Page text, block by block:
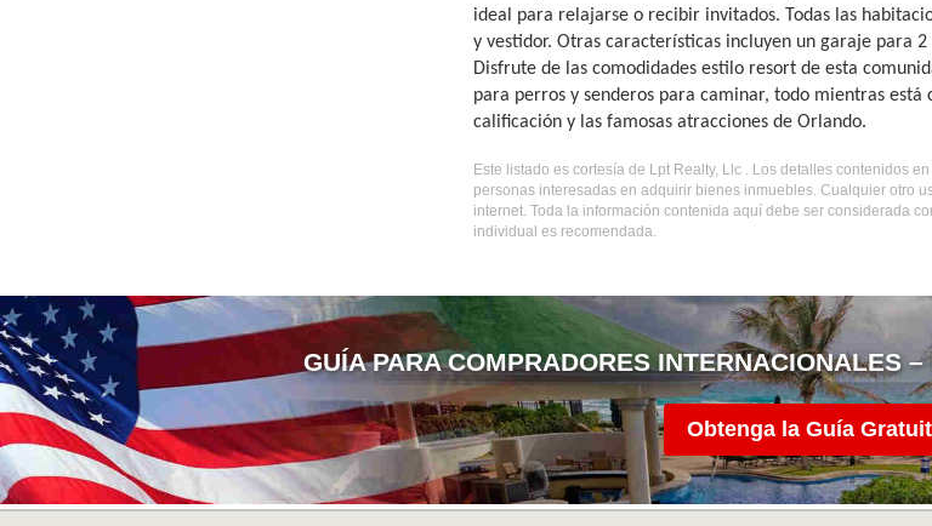
ideal para relajarse o recibir invitados. Todas las
y vestidor. Otras características incluyen un garaje para
Disfrute de las comodidades estilo resort de esta
para perros y senderos para caminar, todo mientras
calificación y las famosas atracciones de Orlando.
Este listado es cortesía de Lpt Realty, Llc . Los detalles contenidos
personas interesadas en adquirir bienes inmuebles. Cualquier otro
internet. Toda la información contenida aquí debe ser considerada
individual es recomendada.
GUÍA PARA COMPRADORES INTERNACIONALES
Obtenga la Guía